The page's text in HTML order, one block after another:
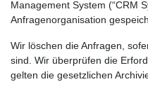
Management System (“CRM
Anfragenorganisation
Wir löschen die Anfragen,
sind. Wir überprüfen die
gelten die gesetzlichen